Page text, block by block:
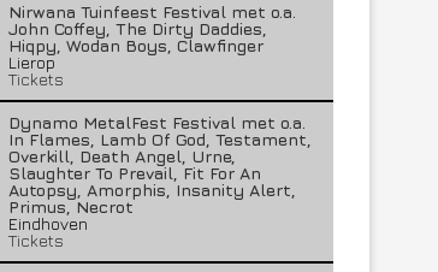
Nirwana Tuinfeest Festival met o.a.
John Coffey, The Dirty Daddies,
Hiqpy, Wodan Boys, Clawfinger
Lierop
Tickets
Dynamo MetalFest Festival met o.a.
In Flames, Lamb Of God, Testament,
Overkill, Death Angel, Urne,
Slaughter To Prevail, Fit For An
Autopsy, Amorphis, Insanity Alert,
Primus, Necrot
Eindhoven
Tickets